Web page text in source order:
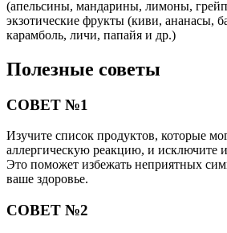
(апельсины, мандарины, лимоны,
экзотические фрукты (киви, ананасы,
карамболь, личи, папайя и др.)
Полезные советы
СОВЕТ №1
Изучите список продуктов, которые
аллергическую реакцию, и исключите
Это поможет избежать неприятных
ваше здоровье.
СОВЕТ №2